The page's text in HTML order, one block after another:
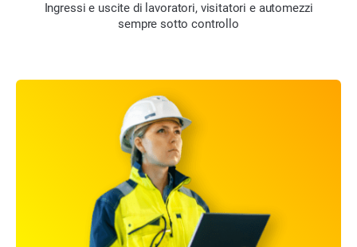
Ingressi e uscite di lavoratori, visitatori e automezzi
sempre sotto controllo